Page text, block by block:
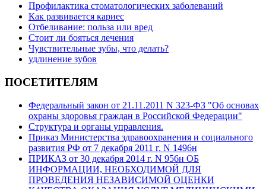
Профилактика стоматологических заболеваний
Как развивается кариес
Отбеливание: польза или вред
Стоит ли бояться лечения
Чувствительные зубы, что делать?
удлинение зубов
ПОСЕТИТЕЛЯМ
Федеральный закон от 21.11.2011 N 323-ФЗ "Об основах
охраны здоровья граждан в Российской Федерации"
Структура и органы управления.
Приказ Министерства здравоохранения и социального
развития РФ от 7 декабря 2011 г. N 1496н
ПРИКАЗ от 30 декабря 2014 г. N 956н ОБ
ИНФОРМАЦИИ, НЕОБХОДИМОЙ ДЛЯ
ПРОВЕДЕНИЯ НЕЗАВИСИМОЙ ОЦЕНКИ